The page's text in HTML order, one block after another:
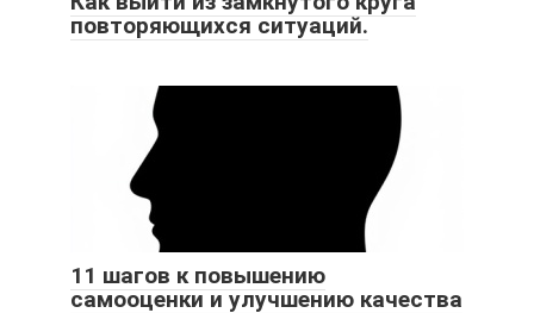
повторяющихся ситуаций.
11 шагов к повышению
самооценки и улучшению качества